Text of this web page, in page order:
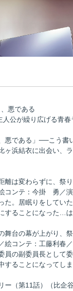
悪である
人公が繰り広げる青
悪である」──こう
ヶ浜結衣に出会い、
離は変わらずに、祭
ンテ：今掛 勇／演
た。居眠りをしてい
することになった…
舞台の幕が上がり、
絵コンテ：工藤利春
員の副委員長として
することになってし
ー（第11話）（比企